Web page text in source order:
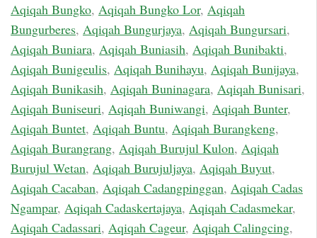
Aqiqah Bungko, Aqiqah Bungko Lor, Aqiqah
Bungurberes, Aqiqah Bungurjaya, Aqiqah Bungursari,
Aqiqah Buniara, Aqiqah Buniasih, Aqiqah Bunibakti,
Aqiqah Bunigeulis, Aqiqah Bunihayu, Aqiqah Bunijaya,
Aqiqah Bunikasih, Aqiqah Buninagara, Aqiqah Bunisari,
Aqiqah Buniseuri, Aqiqah Buniwangi, Aqiqah Bunter,
Aqiqah Buntet, Aqiqah Buntu, Aqiqah Burangkeng,
Aqiqah Burangrang, Aqiqah Burujul Kulon, Aqiqah
Burujul Wetan, Aqiqah Burujuljaya, Aqiqah Buyut,
Aqiqah Cacaban, Aqiqah Cadangpinggan, Aqiqah Cadas
Ngampar, Aqiqah Cadaskertajaya, Aqiqah Cadasmekar,
Aqiqah Cadassari, Aqiqah Cageur, Aqiqah Calingcing,